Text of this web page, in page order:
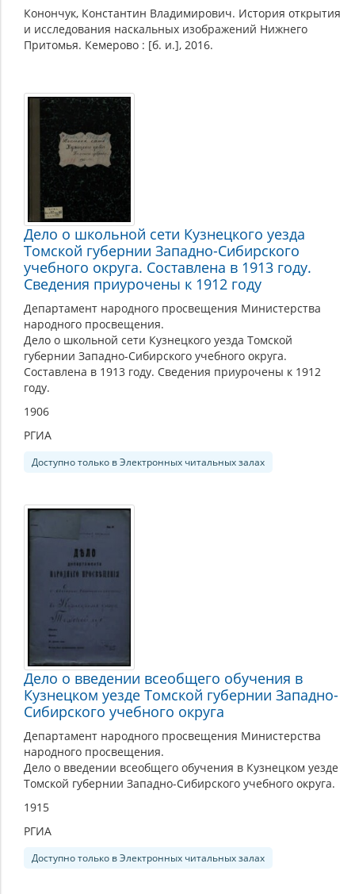
Конончук, Константин Владимирович. История открытия
и исследования наскальных изображений Нижнего
Притомья. Кемерово : [б. и.], 2016.
Дело о школьной сети Кузнецкого уезда
Томской губернии Западно-Сибирского
учебного округа. Составлена в 1913 году.
Сведения приурочены к 1912 году
Департамент народного просвещения Министерства
народного просвещения.
Дело о школьной сети Кузнецкого уезда Томской
губернии Западно-Сибирского учебного округа.
Составлена в 1913 году. Сведения приурочены к 1912
году.
1906
РГИА
Доступно только в Электронных читальных залах
Дело о введении всеобщего обучения в
Кузнецком уезде Томской губернии Западно-
Сибирского учебного округа
Департамент народного просвещения Министерства
народного просвещения.
Дело о введении всеобщего обучения в Кузнецком уезде
Томской губернии Западно-Сибирского учебного округа.
1915
РГИА
Доступно только в Электронных читальных залах